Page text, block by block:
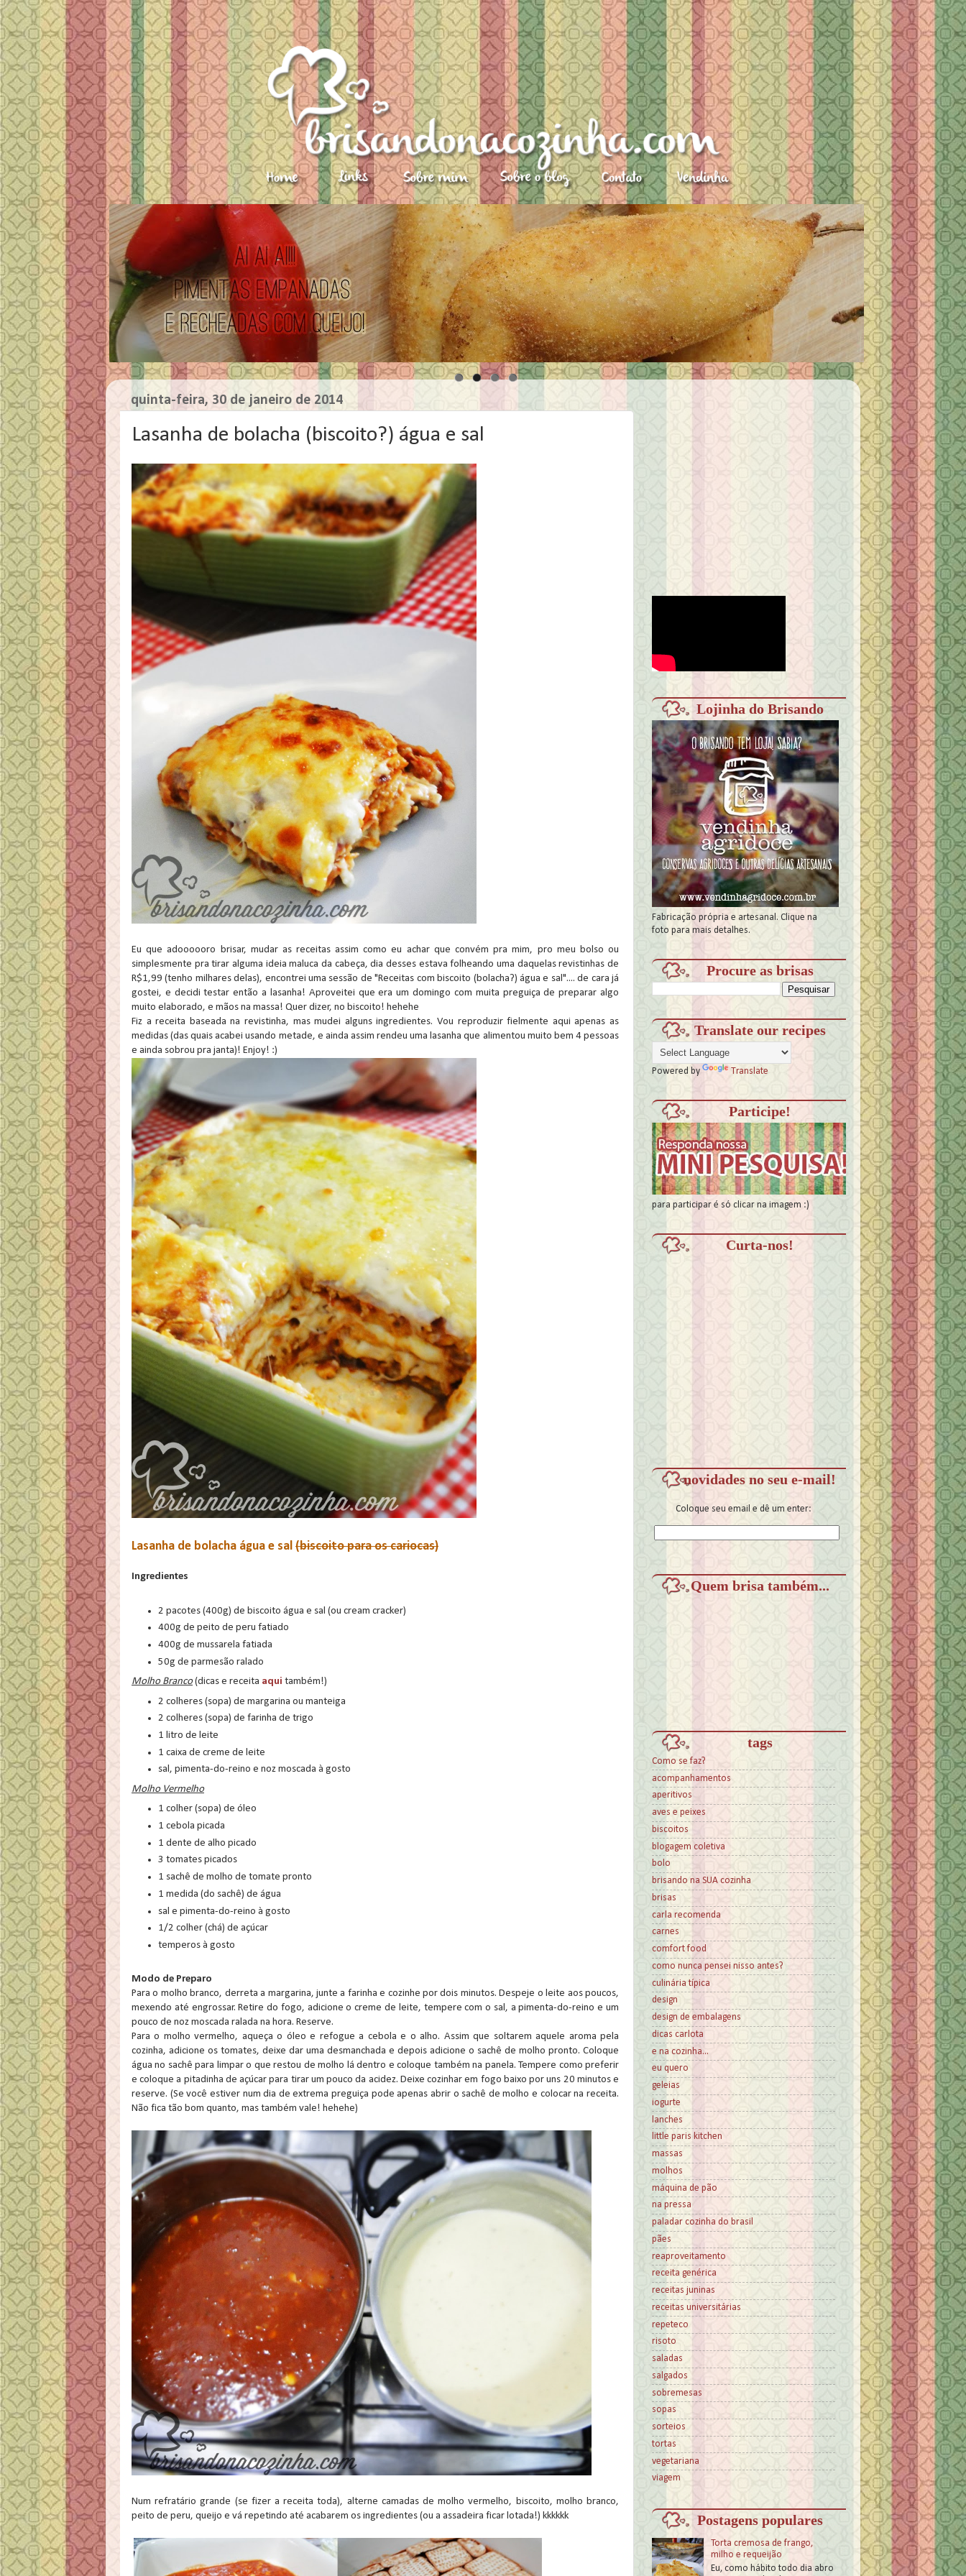
quinta-feira, 30 de janeiro de 2014
Lasanha de bolacha (biscoito?) água e sal
Eu que adoooooro brisar, mudar as receitas assim como eu achar que convém pra mim, pro meu bolso ou
simplesmente pra tirar alguma ideia maluca da cabeça, dia desses estava folheando uma daquelas revistinhas de
R$1,99 (tenho milhares delas), encontrei uma sessão de "Receitas com biscoito (bolacha?) água e sal".... de cara já
gostei, e decidi testar então a lasanha! Aproveitei que era um domingo com muita preguiça de preparar algo
muito elaborado, e mãos na massa! Quer dizer, no biscoito! hehehe
Fiz a receita baseada na revistinha, mas mudei alguns ingredientes. Vou reproduzir fielmente aqui apenas as
medidas (das quais acabei usando metade, e ainda assim rendeu uma lasanha que alimentou muito bem 4 pessoas
e ainda sobrou pra janta)! Enjoy! :)
Lasanha de bolacha água e sal (biscoito para os cariocas)
Ingredientes
2 pacotes (400g) de biscoito água e sal (ou cream cracker)
400g de peito de peru fatiado
400g de mussarela fatiada
50g de parmesão ralado
Molho Branco(dicas e receita aqui também!)
2 colheres (sopa) de margarina ou manteiga
2 colheres (sopa) de farinha de trigo
1 litro de leite
1 caixa de creme de leite
sal, pimenta-do-reino e noz moscada à gosto
Molho Vermelho
1 colher (sopa) de óleo
1 cebola picada
1 dente de alho picado
3 tomates picados
1 sachê de molho de tomate pronto
1 medida (do sachê) de água
sal e pimenta-do-reino à gosto
1/2 colher (chá) de açúcar
temperos à gosto
Modo de Preparo
Para o molho branco, derreta a margarina, junte a farinha e cozinhe por dois minutos. Despeje o leite aos poucos,
mexendo até engrossar. Retire do fogo, adicione o creme de leite, tempere com o sal, a pimenta-do-reino e um
pouco de noz moscada ralada na hora. Reserve.
Para o molho vermelho, aqueça o óleo e refogue a cebola e o alho. Assim que soltarem aquele aroma pela
cozinha, adicione os tomates, deixe dar uma desmanchada e depois adicione o sachê de molho pronto. Coloque
água no sachê para limpar o que restou de molho lá dentro e coloque também na panela. Tempere como preferir
e coloque a pitadinha de açúcar para tirar um pouco da acidez. Deixe cozinhar em fogo baixo por uns 20 minutos e
reserve. (Se você estiver num dia de extrema preguiça pode apenas abrir o sachê de molho e colocar na receita.
Não fica tão bom quanto, mas também vale! hehehe)
Num refratário grande (se fizer a receita toda), alterne camadas de molho vermelho, biscoito, molho branco,
peito de peru, queijo e vá repetindo até acabarem os ingredientes (ou a assadeira ficar lotada!) kkkkkk
Lojinha do Brisando
Fabricação própria e artesanal. Clique na
foto para mais detalhes.
Procure as brisas
Translate our recipes
Powered by Translate
Participe!
para participar é só clicar na imagem :)
Curta-nos!
novidades no seu e-mail!
Coloque seu email e dê um enter:
Quem brisa também...
tags
Como se faz?
acompanhamentos
aperitivos
aves e peixes
biscoitos
blogagem coletiva
bolo
brisando na SUA cozinha
brisas
carla recomenda
carnes
comfort food
como nunca pensei nisso antes?
culinária típica
design
design de embalagens
dicas carlota
e na cozinha...
eu quero
geleias
iogurte
lanches
little paris kitchen
massas
molhos
máquina de pão
na pressa
paladar cozinha do brasil
pães
reaproveitamento
receita genérica
receitas juninas
receitas universitárias
repeteco
risoto
saladas
salgados
sobremesas
sopas
sorteios
tortas
vegetariana
viagem
Postagens populares
Torta cremosa de frango,
milho e requeijão
Eu, como hábito todo dia abro